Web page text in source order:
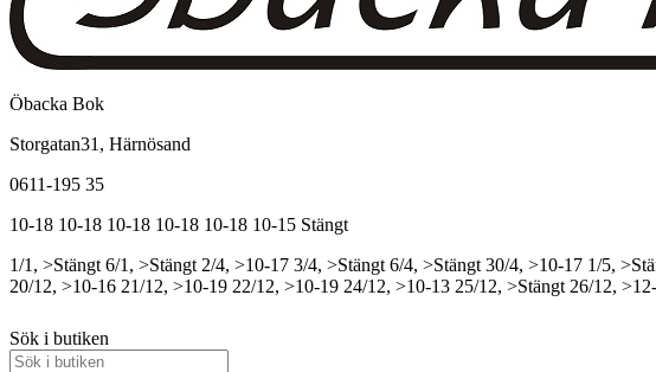
Öbacka Bok
Storgatan31, Härnösand
0611-195 35
10-18 10-18 10-18 10-18 10-18 10-15 Stängt
1/1, >Stängt 6/1, >Stängt 2/4, >10-17 3/4, >Stängt 6/4, >Stängt 30/4, >10-17 1/5,
20/12, >10-16 21/12, >10-19 22/12, >10-19 24/12, >10-13 25/12, >Stängt 26/12,
Sök i butiken